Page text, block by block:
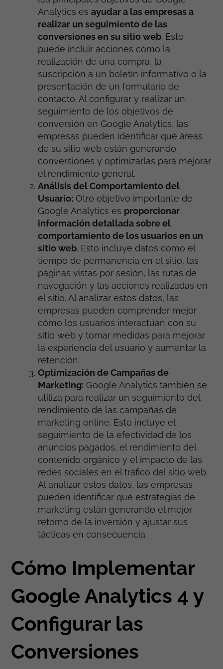
Analytics esayudar a las empresas a
realizar un seguimiento de las
conversiones en su sitio web. Esto
puede incluir acciones como la
realización de una compra, la
suscripción a un boletín informativo o la
presentación de un formulario de
contacto. Al configurar y realizar un
seguimiento de los objetivos de
conversión en Google Analytics, las
empresas pueden identificar qué áreas
de su sitio web están generando
conversiones y optimizarlas para mejorar
el rendimiento general.
Análisis del Comportamiento del
Usuario: Otro objetivo importante de
Google Analytics es proporcionar
información detallada sobre el
comportamiento de los usuarios en un
sitio web. Esto incluye datos como el
tiempo de permanencia en el sitio, las
páginas vistas por sesión, las rutas de
navegación y las acciones realizadas en
el sitio. Al analizar estos datos, las
empresas pueden comprender mejor
cómo los usuarios interactúan con su
sitio web y tomar medidas para mejorar
la experiencia del usuario y aumentar la
retención.
Optimización de Campañas de
Marketing: Google Analytics también se
utiliza para realizar un seguimiento del
rendimiento de las campañas de
marketing online. Esto incluye el
seguimiento de la efectividad de los
anuncios pagados, el rendimiento del
contenido orgánico y el impacto de las
redes sociales en el tráfico del sitio web.
Al analizar estos datos, las empresas
pueden identificar qué estrategias de
marketing están generando el mejor
retorno de la inversión y ajustar sus
tácticas en consecuencia.
Cómo Implementar
Google Analytics 4 y
Configurar las
Conversiones